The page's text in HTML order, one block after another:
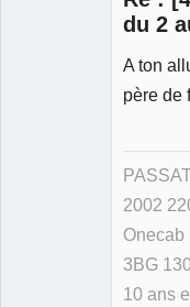
du 2
A ton
père de
2002
Onecab
3BG
10 ans